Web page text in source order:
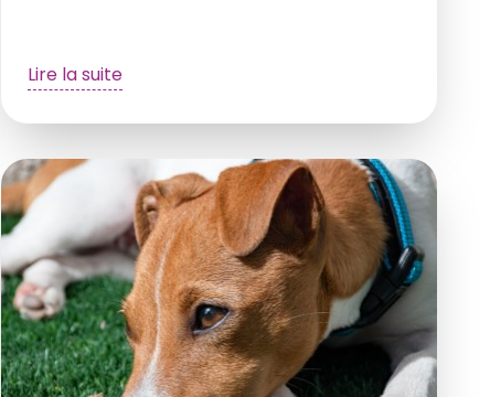
Lire la suite